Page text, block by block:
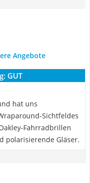
Angebote
GUT
hat uns
Sichtfeldes
Fahrradbrillen
polarisierende Gläser.